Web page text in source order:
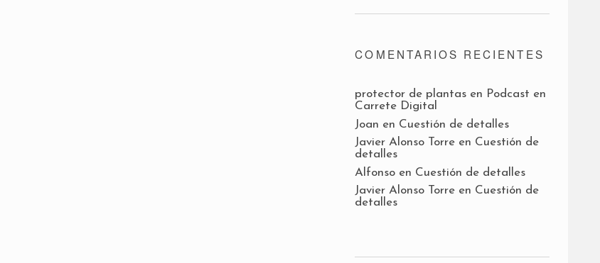
COMENTARIOS RECIENTES
protector de plantas en Podcast en
Carrete Digital
Joan en Cuestión de detalles
Javier Alonso Torre en Cuestión de
detalles
Alfonso en Cuestión de detalles
Javier Alonso Torre en Cuestión de
detalles